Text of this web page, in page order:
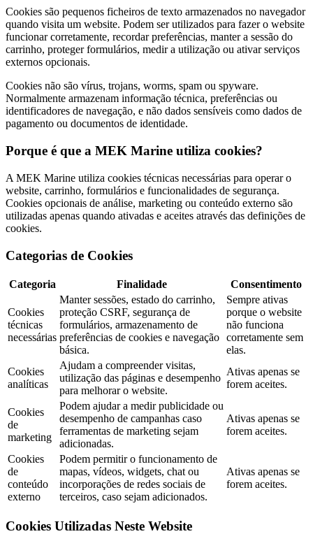
Cookies são pequenos ficheiros de texto armazenados no navegador
quando visita um website. Podem ser utilizados para fazer o website
funcionar corretamente, recordar preferências, manter a sessão do
carrinho, proteger formulários, medir a utilização ou ativar serviços
externos opcionais.
Cookies não são vírus, trojans, worms, spam ou spyware.
Normalmente armazenam informação técnica, preferências ou
identificadores de navegação, e não dados sensíveis como dados de
pagamento ou documentos de identidade.
Porque é que a MEK Marine utiliza cookies?
A MEK Marine utiliza cookies técnicas necessárias para operar o
website, carrinho, formulários e funcionalidades de segurança.
Cookies opcionais de análise, marketing ou conteúdo externo são
utilizadas apenas quando ativadas e aceites através das definições de
cookies.
Categorias de Cookies
Categoria Finalidade Consentimento
Cookies
técnicas
necessárias
Manter sessões, estado do carrinho,
proteção CSRF, segurança de
formulários, armazenamento de
preferências de cookies e navegação
básica.
Sempre ativas
porque o website
não funciona
corretamente sem
elas.
Cookies
analíticas
Ajudam a compreender visitas,
utilização das páginas e desempenho
para melhorar o website.
Ativas apenas se
forem aceites.
Cookies
de
marketing
Podem ajudar a medir publicidade ou
desempenho de campanhas caso
ferramentas de marketing sejam
adicionadas.
Ativas apenas se
forem aceites.
Cookies
de
conteúdo
externo
Podem permitir o funcionamento de
mapas, vídeos, widgets, chat ou
incorporações de redes sociais de
terceiros, caso sejam adicionados.
Ativas apenas se
forem aceites.
Cookies Utilizadas Neste Website